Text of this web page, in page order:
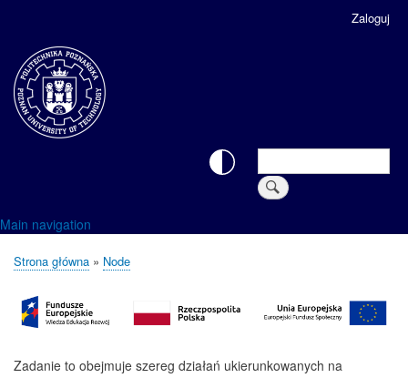
account
menu
Zaloguj
Search
Main navigation
Ścieżka
nawigacyjna
Strona główna Node
Zadanie to obejmuje szereg działań ukierunkowanych na